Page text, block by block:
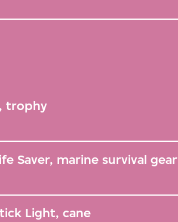
trophy
Saver, marine survival gear
Light, cane